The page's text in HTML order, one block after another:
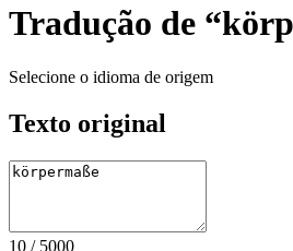
Tradução de
Selecione o idioma de origem
Texto original
10 / 5000